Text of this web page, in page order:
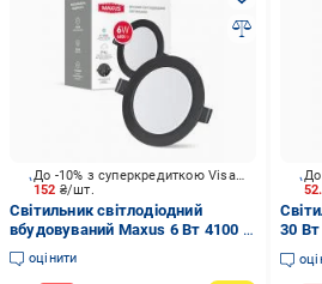
152 ₴/шт.
До -10% з суперкредиткою Visa Вигода
Світильник світлодіодний
вбудовуваний Maxus 6 Вт 4100 К
чорний 1-RDL-0641-IP-BL
оцінити
30 Вт